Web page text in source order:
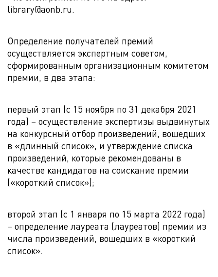
library@aonb.ru.
Определение получателей премий
осуществляется экспертным советом,
сформированным организационным комитетом
премии, в два этапа:
первый этап (с 15 ноября по 31 декабря 2021
года) – осуществление экспертизы выдвинутых
на конкурсный отбор произведений, вошедших
в «длинный список», и утверждение списка
произведений, которые рекомендованы в
качестве кандидатов на соискание премии
(«короткий список»);
второй этап (с 1 января по 15 марта 2022 года)
– определение лауреата (лауреатов) премии из
числа произведений, вошедших в «короткий
список».